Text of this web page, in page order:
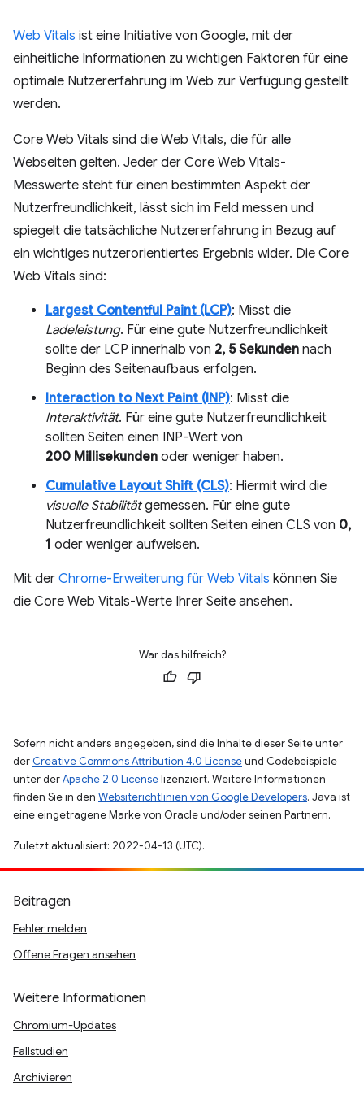
Web Vitals ist eine Initiative von Google, mit der
einheitliche Informationen zu wichtigen Faktoren für eine
optimale Nutzererfahrung im Web zur Verfügung gestellt
werden.
Core Web Vitals sind die Web Vitals, die für alle
Webseiten gelten. Jeder der Core Web Vitals-
Messwerte steht für einen bestimmten Aspekt der
Nutzerfreundlichkeit, lässt sich im Feld messen und
spiegelt die tatsächliche Nutzererfahrung in Bezug auf
ein wichtiges nutzerorientiertes Ergebnis wider. Die Core
Web Vitals sind:
Largest Contentful Paint (LCP): Misst die
Ladeleistung. Für eine gute Nutzerfreundlichkeit
sollte der LCP innerhalb von 2, 5 Sekunden nach
Beginn des Seitenaufbaus erfolgen.
Interaction to Next Paint (INP): Misst die
Interaktivität. Für eine gute Nutzerfreundlichkeit
sollten Seiten einen INP-Wert von
200 Millisekunden oder weniger haben.
Cumulative Layout Shift (CLS): Hiermit wird die
visuelle Stabilitätgemessen. Für eine gute
Nutzerfreundlichkeit sollten Seiten einen CLS von 0,
1 oder weniger aufweisen.
Mit der Chrome-Erweiterung für Web Vitals können Sie
die Core Web Vitals-Werte Ihrer Seite ansehen.
War das hilfreich?
Sofern nicht anders angegeben, sind die Inhalte dieser Seite unter
der Creative Commons Attribution 4.0 Licenseund Codebeispiele
unter derApache 2.0 Licenselizenziert. Weitere Informationen
finden Sie in den Websiterichtlinien von Google Developers. Java ist
eine eingetragene Marke von Oracle und/oder seinen Partnern.
Zuletzt aktualisiert: 2022-04-13 (UTC).
Beitragen
Fehler melden
Offene Fragen ansehen
Weitere Informationen
Chromium-Updates
Fallstudien
Archivieren